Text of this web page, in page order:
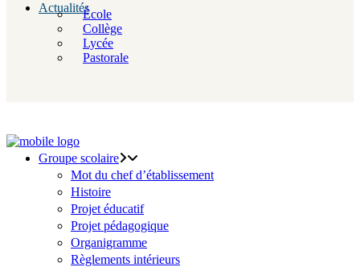
ActualitésÉcole
Collège
Lycée
Pastorale
Groupe scolaire
Mot du chef d’établissement
Histoire
Projet éducatif
Projet pédagogique
Organigramme
Règlements intérieurs